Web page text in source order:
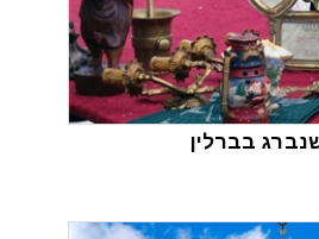
בברלין